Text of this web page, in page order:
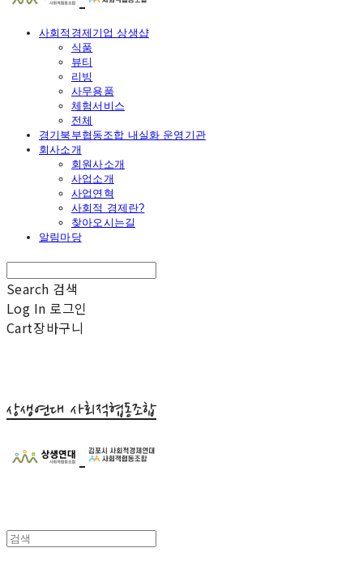
사회적경제기업 상생샵
식품
뷰티
리빙
사무용품
체험서비스
전체
경기북부협동조합 내실화 운영기관
회사소개
회원사소개
사업소개
사업연혁
사회적 경제란?
찾아오시는길
알림마당
Search 검색
Log In 로그인
Cart장바구니
상생연대 사회적협동조합